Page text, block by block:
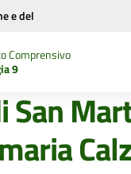
e del
Comprensivo
9
San